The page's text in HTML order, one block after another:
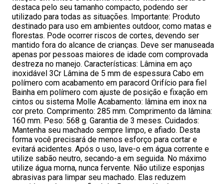
destaca pelo seu tamanho compacto, podendo ser
utilizado para todas as situações. Importante: Produto
destinado para uso em ambientes outdoor, como matas e
florestas. Pode ocorrer riscos de cortes, devendo ser
mantido fora do alcance de crianças. Deve ser manuseada
apenas por pessoas maiores de idade com comprovada
destreza no manejo. Características: Lâmina em aço
inoxidável 3Cr Lâmina de 5 mm de espessura Cabo em
polímero com acabamento em paracord Orifício para fiel
Bainha em polímero com ajuste de posição e fixação em
cintos ou sistema Molle Acabamento: lâmina em inox na
cor preto. Comprimento: 285 mm. Comprimento da lâmina:
160 mm. Peso: 568 g. Garantia de 3 meses. Cuidados:
Mantenha seu machado sempre limpo, e afiado. Desta
forma você precisará de menos esforço para cortar e
evitará acidentes. Após o uso, lave-o em água corrente e
utilize sabão neutro, secando-a em seguida. No máximo
utilize água morna, nunca fervente. Não utilize esponjas
abrasivas para limpar seu machado. Elas reduzem